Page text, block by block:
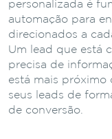
personalizada é
automação para
direcionados a
Um lead que está
precisa de
está mais próximo
seus leads de
de conversão.